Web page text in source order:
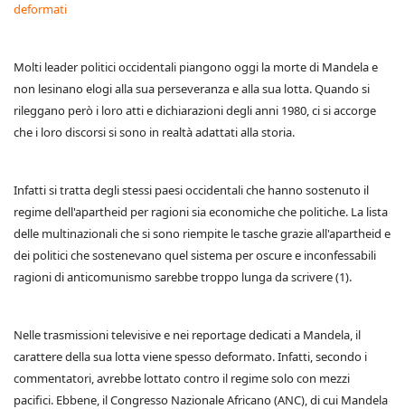
deformati
Molti leader politici occidentali piangono oggi la morte di Mandela e
non lesinano elogi alla sua perseveranza e alla sua lotta. Quando si
rileggano però i loro atti e dichiarazioni degli anni 1980, ci si accorge
che i loro discorsi si sono in realtà adattati alla storia.
Infatti si tratta degli stessi paesi occidentali che hanno sostenuto il
regime dell'apartheid per ragioni sia economiche che politiche. La lista
delle multinazionali che si sono riempite le tasche grazie all'apartheid e
dei politici che sostenevano quel sistema per oscure e inconfessabili
ragioni di anticomunismo sarebbe troppo lunga da scrivere (1).
Nelle trasmissioni televisive e nei reportage dedicati a Mandela, il
carattere della sua lotta viene spesso deformato. Infatti, secondo i
commentatori, avrebbe lottato contro il regime solo con mezzi
pacifici. Ebbene, il Congresso Nazionale Africano (ANC), di cui Mandela